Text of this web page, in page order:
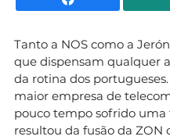
Tanto a NOS como a
que dispensam qualquer
da rotina dos
maior empresa de
pouco tempo sofrido
resultou da fusão da ZON